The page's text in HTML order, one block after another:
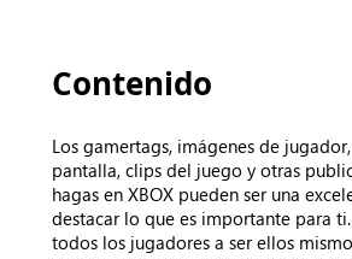
Contenido
Los gamertags, imágenes de
pantalla, clips del juego y otras
hagas en XBOX pueden ser una
destacar lo que es importante para
todos los jugadores a ser ellos